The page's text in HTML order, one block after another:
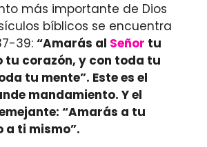
más importante de Dios
bíblicos se encuentra
39: “Amarás al Señor tu
tu corazón, y con toda tu
tu mente”. Este es el
mandamiento. Y el
“Amarás a tu
a ti mismo”.